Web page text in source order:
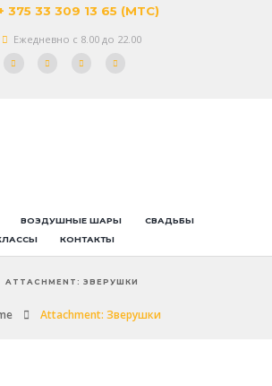
375 33 309 13 65 (МТС)
Ежедневно с 8.00 до 22.00
ВОЗДУШНЫЕ ШАРЫ
СВАДЬБЫ
КОНТАКТЫ
ATTACHMENT: ЗВЕРУШКИ
Attachment: Зверушки